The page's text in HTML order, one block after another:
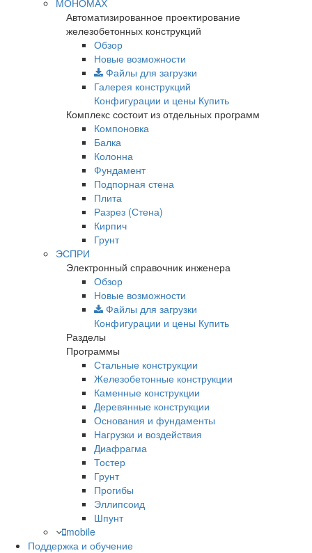
Автоматизированное проектирование
железобетонных конструкций
Обзор
Новые возможности
Файлы для загрузки
Галерея конструкций
Конфигурации и цены Купить
Комплекс состоит из отдельных программ
Компоновка
Балка
Колонна
Фундамент
Подпорная стена
Плита
Разрез (Стена)
Кирпич
Грунт
ЭСПРИ
Электронный справочник инженера
Обзор
Новые возможности
Файлы для загрузки
Конфигурации и цены Купить
Разделы
Программы
Стальные конструкции
Железобетонные конструкции
Каменные конструкции
Деревянные конструкции
Основания и фундаменты
Нагрузки и воздействия
Диафрагма
Тостер
Грунт
Прогибы
Эллипсоид
Шпунт
mobile
Поддержка и обучение